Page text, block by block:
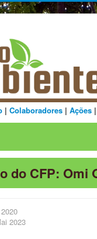
| Colaboradores | Ações |
do CFP: Omi
2023